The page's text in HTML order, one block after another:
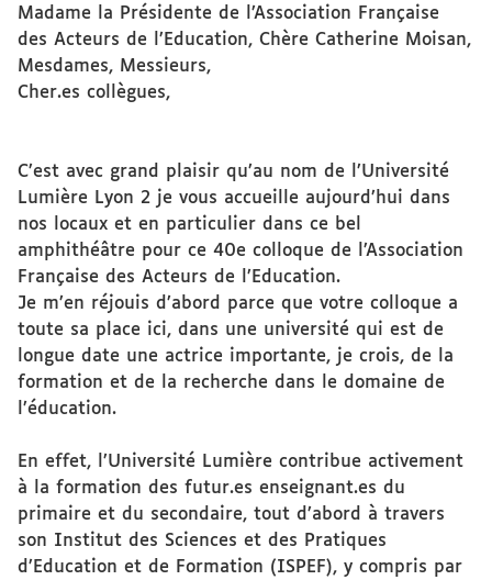
: Présidence,
vice-
présidence
Madame la Présidente de l’Association Française
des Acteurs de l’Education, Chère Catherine Moisan,
Mesdames, Messieurs,
Cher.es collègues,
C’est avec grand plaisir qu’au nom de l’Université
Lumière Lyon 2 je vous accueille aujourd’hui dans
nos locaux et en particulier dans ce bel
amphithéâtre pour ce 40e colloque de l’Association
Française des Acteurs de l’Education.
Je m’en réjouis d’abord parce que votre colloque a
toute sa place ici, dans une université qui est de
longue date une actrice importante, je crois, de la
formation et de la recherche dans le domaine de
l’éducation.
En effet, l’Université Lumière contribue activement
à la formation des futur.es enseignant.es du
primaire et du secondaire, tout d’abord à travers
son Institut des Sciences et des Pratiques
d’Education et de Formation (ISPEF), y compris par